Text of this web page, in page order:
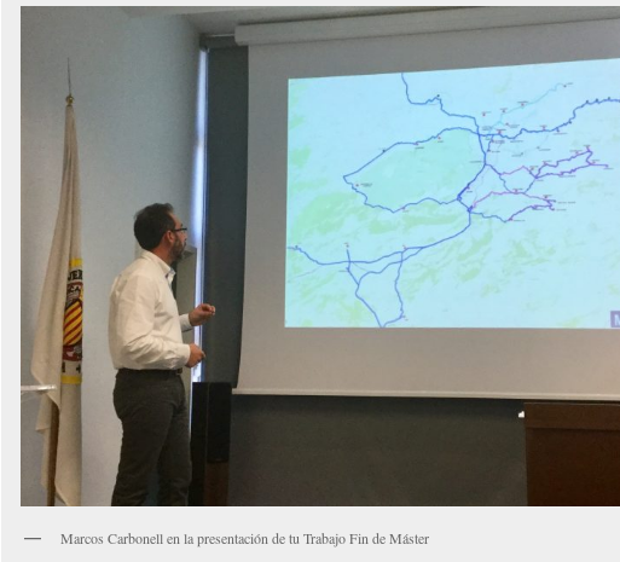
Marcos Carbonell en la presentación de tu Trabajo Fin de Máster